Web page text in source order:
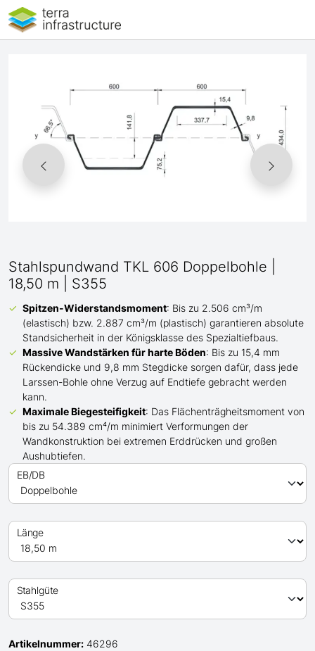
Stahlspundwand TKL 606 Doppelbohle |
18,50 m | S355
Spitzen-Widerstandsmoment: Bis zu 2.506 cm³/m
(elastisch) bzw. 2.887 cm³/m (plastisch) garantieren absolute
Standsicherheit in der Königsklasse des Spezialtiefbaus.
Massive Wandstärken für harte Böden: Bis zu 15,4 mm
Rückendicke und 9,8 mm Stegdicke sorgen dafür, dass jede
Larssen-Bohle ohne Verzug auf Endtiefe gebracht werden
kann.
Maximale Biegesteifigkeit: Das Flächenträgheitsmoment von
bis zu 54.389 cm⁴/m minimiert Verformungen der
Wandkonstruktion bei extremen Erddrücken und großen
Aushubtiefen.
EB/DB
Länge
Stahlgüte
Artikelnummer: 46296